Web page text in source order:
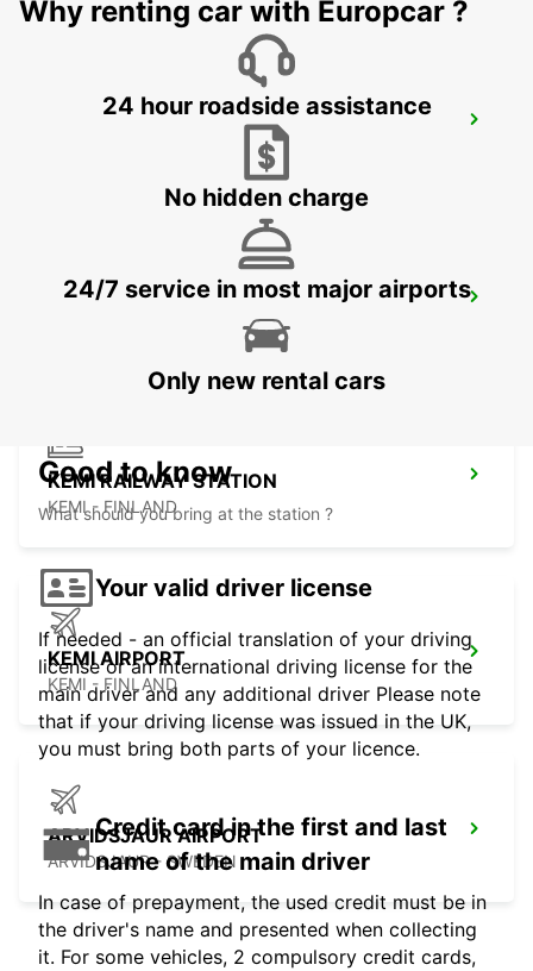
SKELLEFTEA AIRPORT
KEMI RAILWAY STATION
KEMI - FINLAND
KEMI AIRPORT
KEMI - FINLAND
ARVIDSJAUR AIRPORT
ARVIDSJAUR - SWEDEN
Why renting car with Europcar ?
24 hour roadside assistance
No hidden charge
24/7 service in most major airports
Only new rental cars
Good to know
What should you bring at the station ?
Your valid driver license
If needed - an official translation of your driving
license or an international driving license for the
main driver and any additional driver Please note
that if your driving license was issued in the UK,
you must bring both parts of your licence.
Credit card in the first and last
name of the main driver
In case of prepayment, the used credit must be in
the driver's name and presented when collecting
it. For some vehicles, 2 compulsory credit cards,